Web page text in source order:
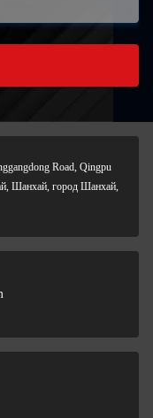
Road, Qingpu
Шанхай, город Шанхай,